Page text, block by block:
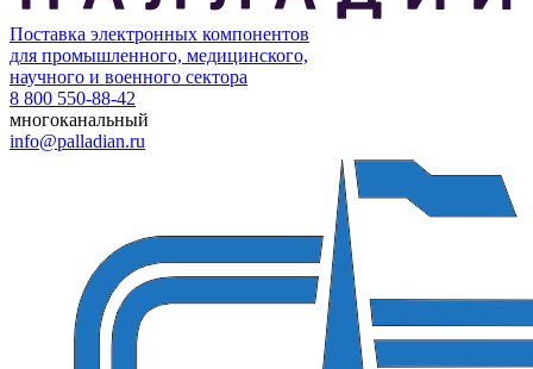
Поставка электронных компонентов
для промышленного, медицинского,
научного и военного сектора
8 800 550-88-42
многоканальный
info@palladian.ru